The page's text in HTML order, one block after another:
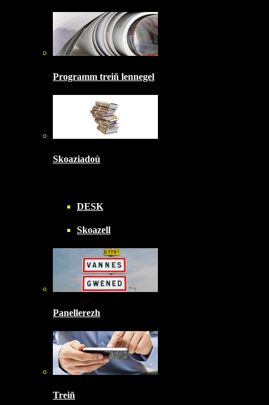
Programm treiñ lennegel
Skoaziadoù
DESK
Skoazell
Panellerezh
Treiñ